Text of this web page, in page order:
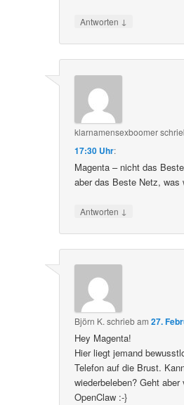
Antworten ↓
klarnamensexboomer
17:30 Uhr:
Magenta – nicht das
aber das Beste Netz, was
Antworten ↓
Björn K. schriebam27.
Hey Magenta!
Hier liegt jemand
Telefon auf die Brust.
wiederbeleben? Geht
OpenClaw :-}